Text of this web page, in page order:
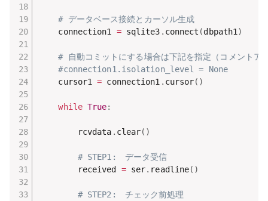
# データベース接続とカーソル生成
    connection1
= sqlite3 . connect (dbpath1 )
# 自動コミットにする場合は下記を指定（コメントア
#connection1.isolation_level = None
    cursor1
= connection1 . cursor( )
while True:
        rcvdata
. clear( )
# STEP1:　データ受信
        received
= ser. readline( )
# STEP2:　チェック前処理